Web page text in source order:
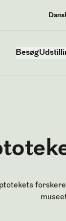
Besøg